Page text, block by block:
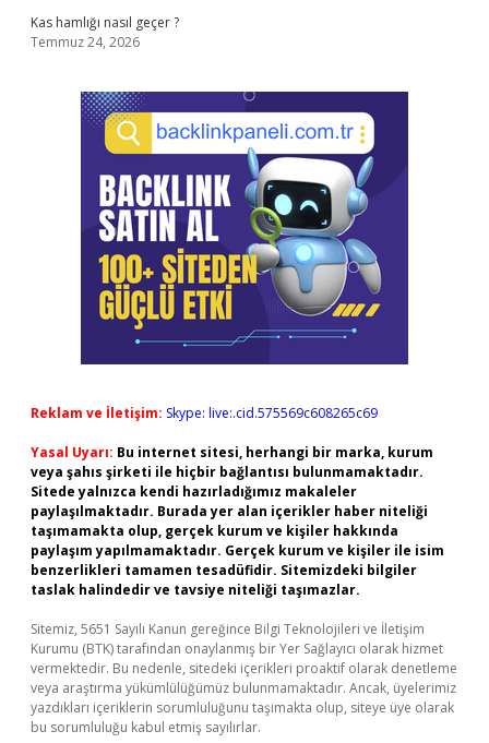
Kas hamlığı nasıl geçer ?
Temmuz 24, 2026
Reklam ve İletişim: Skype: live:.cid.575569c608265c69
Yasal Uyarı: Bu internet sitesi, herhangi bir marka, kurum
veya şahıs şirketi ile hiçbir bağlantısı bulunmamaktadır.
Sitede yalnızca kendi hazırladığımız makaleler
paylaşılmaktadır. Burada yer alan içerikler haber niteliği
taşımamakta olup, gerçek kurum ve kişiler hakkında
paylaşım yapılmamaktadır. Gerçek kurum ve kişiler ile isim
benzerlikleri tamamen tesadüfidir. Sitemizdeki bilgiler
taslak halindedir ve tavsiye niteliği taşımazlar.
Sitemiz, 5651 Sayılı Kanun gereğince Bilgi Teknolojileri ve İletişim
Kurumu (BTK) tarafından onaylanmış bir Yer Sağlayıcı olarak hizmet
vermektedir. Bu nedenle, sitedeki içerikleri proaktif olarak denetleme
veya araştırma yükümlülüğümüz bulunmamaktadır. Ancak, üyelerimiz
yazdıkları içeriklerin sorumluluğunu taşımakta olup, siteye üye olarak
bu sorumluluğu kabul etmiş sayılırlar.